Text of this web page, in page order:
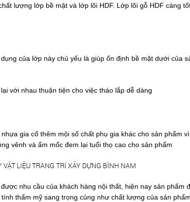
lượng lớp bề mặt và lớp lõi HDF. Lớp lõi gỗ HDF càng
của lớp này chủ yếu là giúp ổn định bề mặt dưới của
với nhau thuận tiện cho việc tháo lắp dễ dàng
gia cố thêm mội số chất phụ gia khác cho sản phẩm
vênh và ẩm mốc đem lại tuổi thọ cao cho sản phẩm
nhu cầu của khách hàng nội thất, hiện nay sản phẩm
thẩm mỹ sang trọng củng như chất lượng của sản phẩm